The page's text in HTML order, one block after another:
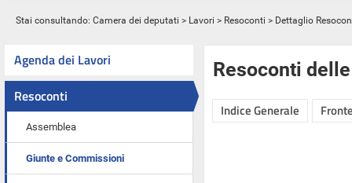
Stai consultando: Camera dei deputati > Lavori > Resoconti > Dettaglio
Agenda dei Lavori
Resoconti
Assemblea
Giunte e Commissioni
Resoconti
Indice Generale